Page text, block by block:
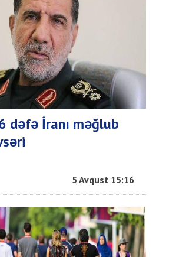
dəfə İranı məğlub
5 Avqust 15:16